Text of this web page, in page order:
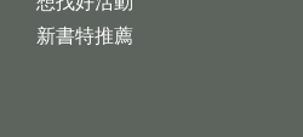
新書特推薦